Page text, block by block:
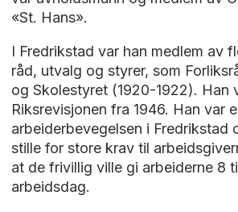
«St. Hans».
I Fredrikstad var han medlem av
råd, utvalg og styrer, som
og Skolestyret (1920-1922). Han
Riksrevisjonen fra 1946. Han var
arbeiderbevegelsen i Fredrikstad
stille for store krav til
at de frivillig ville gi arbeiderne 8
arbeidsdag.